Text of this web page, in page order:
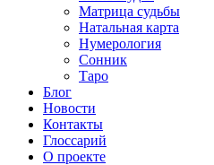
Матрица судьбы
Натальная карта
Нумерология
Сонник
Таро
Блог
Новости
Контакты
Глоссарий
О проекте